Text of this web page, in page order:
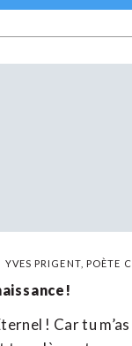
YVES PRIGENT, POÈTE
! Car tu